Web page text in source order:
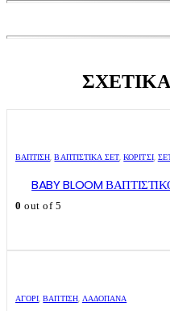
ΒΑΠΤΙΣΗ,ΒΑΠΤΙΣΤΙΚΆ ΣΕΤ,ΚΟΡΊΤΣΙ,
BABY BLOOM
0 out of 5
ΑΓΌΡΙ,ΒΑΠΤΙΣΗ, ΛΑΔΌΠΑΝΑ